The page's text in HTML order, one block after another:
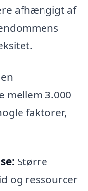
afhængigt af
mellem 3.000
faktorer,
Større
og ressourcer